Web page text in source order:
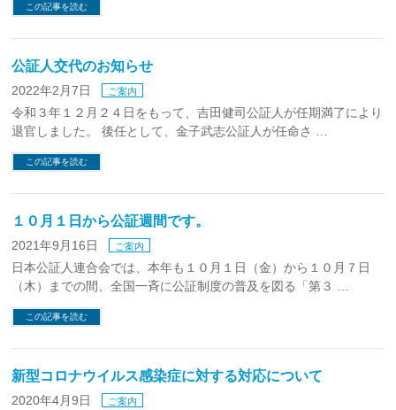
この記事を読む
公証人交代のお知らせ
2022年2月7日 ご案内
令和３年１２月２４日をもって、吉田健司公証人が任期満了により
退官しました。 後任として、金子武志公証人が任命さ …
この記事を読む
１０月１日から公証週間です。
2021年9月16日 ご案内
日本公証人連合会では、本年も１０月１日（金）から１０月７日
（木）までの間、全国一斉に公証制度の普及を図る「第３ …
この記事を読む
新型コロナウイルス感染症に対する対応について
2020年4月9日 ご案内